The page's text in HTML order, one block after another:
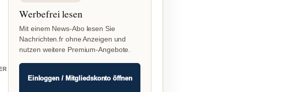
Werbefrei lesen
Mit einem News-Abo lesen Sie
Nachrichten.fr ohne Anzeigen und
nutzen weitere Premium-Angebote.
Einloggen / Mitgliedskonto öffnen